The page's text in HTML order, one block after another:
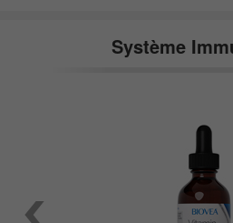
Système